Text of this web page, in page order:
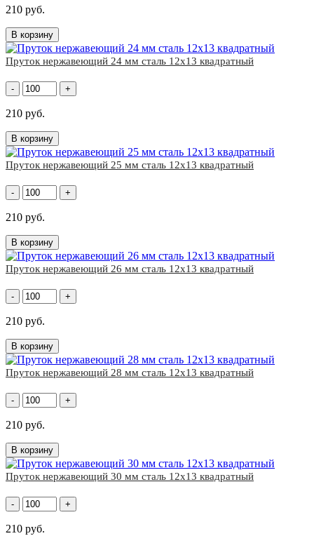
210 руб.
В корзину
Пруток нержавеющий 24 мм сталь 12х13 квадратный
- +
210 руб.
В корзину
Пруток нержавеющий 25 мм сталь 12х13 квадратный
- +
210 руб.
В корзину
Пруток нержавеющий 26 мм сталь 12х13 квадратный
- +
210 руб.
В корзину
Пруток нержавеющий 28 мм сталь 12х13 квадратный
- +
210 руб.
В корзину
Пруток нержавеющий 30 мм сталь 12х13 квадратный
- +
210 руб.